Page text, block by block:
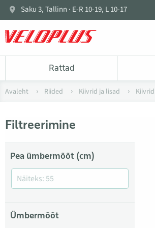
Saku 3, Tallinn · E-R 10-19, L 10-17
Rattad
Avaleht Riided Kiivrid ja lisad Kiivrid
Filtreerimine
Pea ümbermõõt (cm)
Ümbermõõt